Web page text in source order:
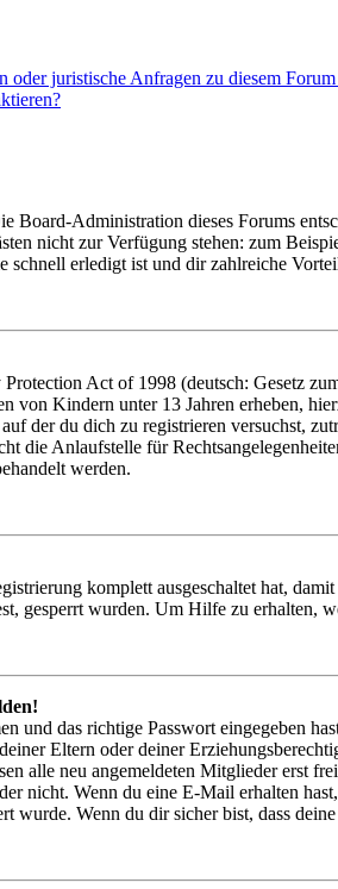
juristische Anfragen zu diesem
Administration dieses Forums
nicht zur Verfügung stehen: zum
erledigt ist und dir zahlreiche
Act of 1998 (deutsch: Gesetz
von Kindern unter 13 Jahren erheben,
der du dich zu registrieren versuchst,
die Anlaufstelle für
werden.
komplett ausgeschaltet hat,
gesperrt wurden. Um Hilfe zu erhalten,
und das richtige Passwort eingegeben
Eltern oder deiner
alle neu angemeldeten Mitglieder erst
nicht. Wenn du eine E-Mail erhalten
wurde. Wenn du dir sicher bist, dass